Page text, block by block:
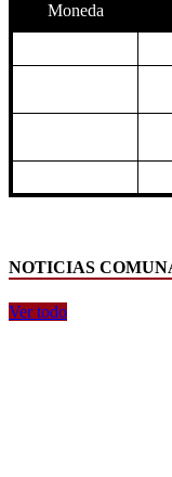
Moneda
NOTICIAS
Ver todo